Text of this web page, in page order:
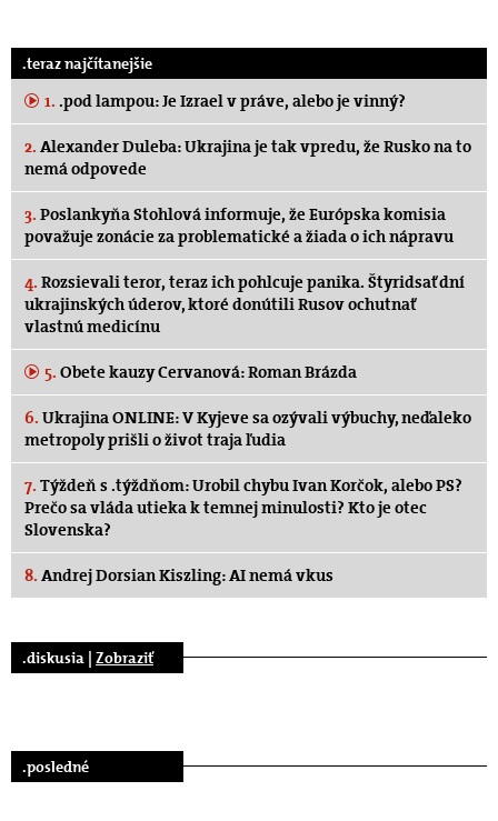
.teraz najčítanejšie
1. .pod lampou: Je Izrael v práve, alebo je vinný?
2. Alexander Duleba: Ukrajina je tak vpredu, že Rusko na to
nemá odpovede
3. Poslankyňa Stohlová informuje, že Európska komisia
považuje zonácie za problematické a žiada o ich nápravu
4. Rozsievali teror, teraz ich pohlcuje panika. Štyridsať dní
ukrajinských úderov, ktoré donútili Rusov ochutnať
vlastnú medicínu
5. Obete kauzy Cervanová: Roman Brázda
6. Ukrajina ONLINE: V Kyjeve sa ozývali výbuchy, neďaleko
metropoly prišli o život traja ľudia
7. Týždeň s .týždňom: Urobil chybu Ivan Korčok, alebo PS?
Prečo sa vláda utieka k temnej minulosti? Kto je otec
Slovenska?
8. Andrej Dorsian Kiszling: AI nemá vkus
.diskusia | Zobraziť
.posledné